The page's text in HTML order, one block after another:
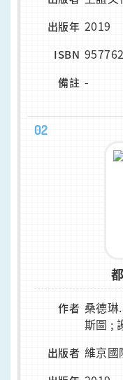
出版年 2019
ISBN
備註 -
02
作者 桑德琳
斯圖 ;
出版者 維京國